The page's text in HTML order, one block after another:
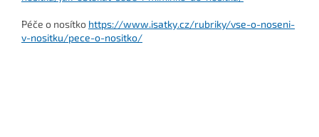
Péče o nosítko https://www.isatky.cz/rubriky/vse-o-noseni-
v-nositku/pece-o-nositko/